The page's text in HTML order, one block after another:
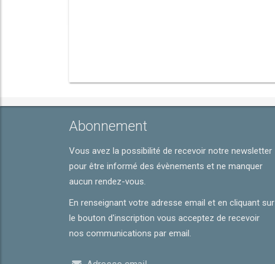
Abonnement
Vous avez la possibilité de recevoir notre newsletter
pour être informé des évènements et ne manquer
aucun rendez-vous.
En renseignant votre adresse email et en cliquant sur
le bouton d'inscription vous acceptez de recevoir
nos communications par email.